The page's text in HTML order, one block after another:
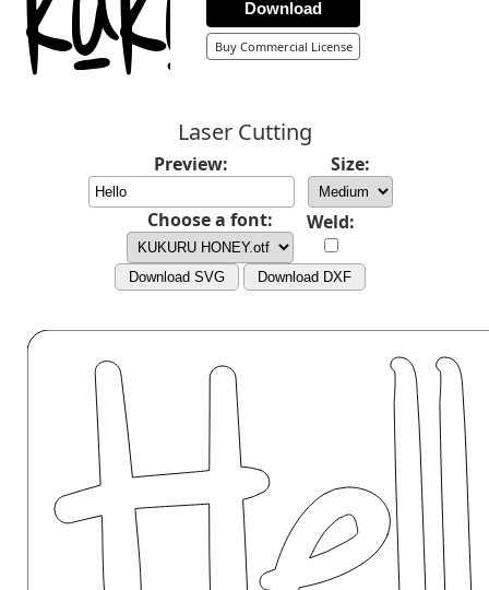
Download
Buy Commercial License
Laser Cutting
Preview: Size:
Choose a font: Weld:
Download SVG Download DXF